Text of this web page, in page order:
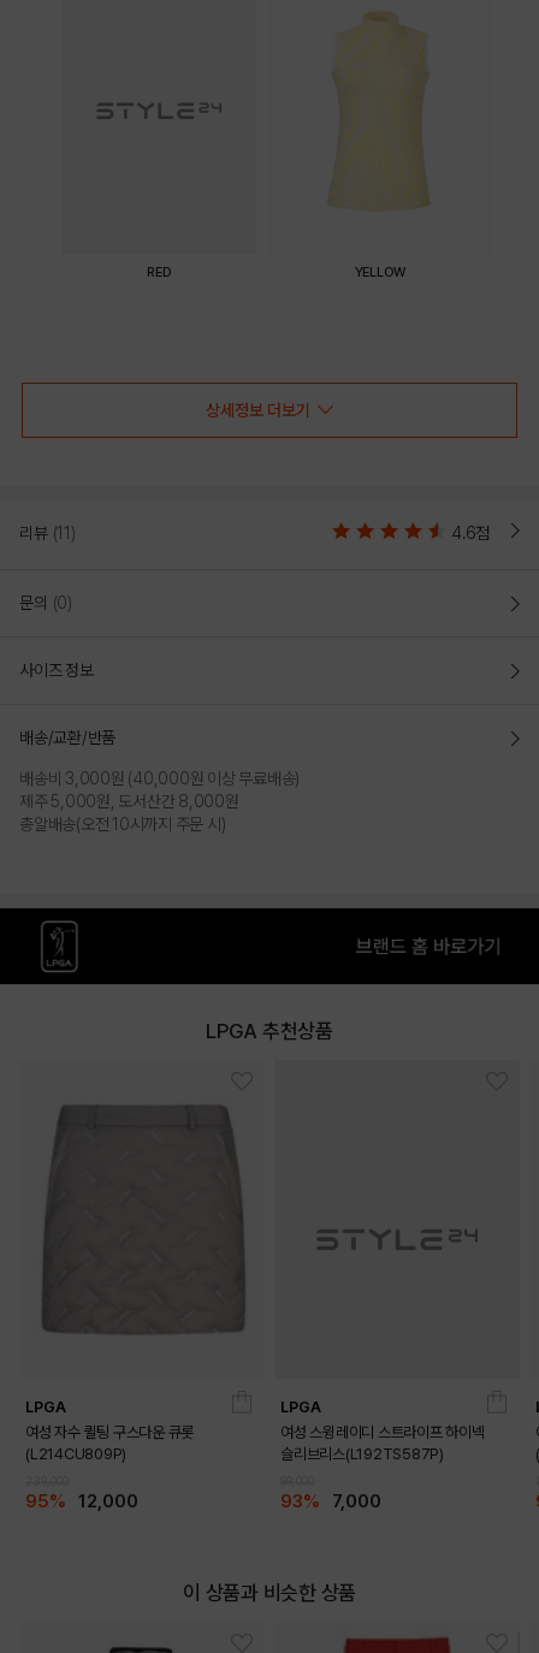
RED YELLOW
DETAILS
상세정보 더보기
리뷰 (11) 4.6점
문의 (0)
사이즈 정보
배송/교환/반품
배송비 3,000원 (40,000원 이상 무료배송)
제주 5,000원, 도서산간 8,000원
총알배송(오전 10시까지 주문 시)
LPGA 추천상품
LPGA
여성 자수 퀼팅 구스다운 큐롯
(L214CU809P)
95% 12,000
LPGA
여성 스윙레이디 스트라이프 하이넥
슬리브리스(L192TS587P)
93% 7,000
이 상품과 비슷한 상품